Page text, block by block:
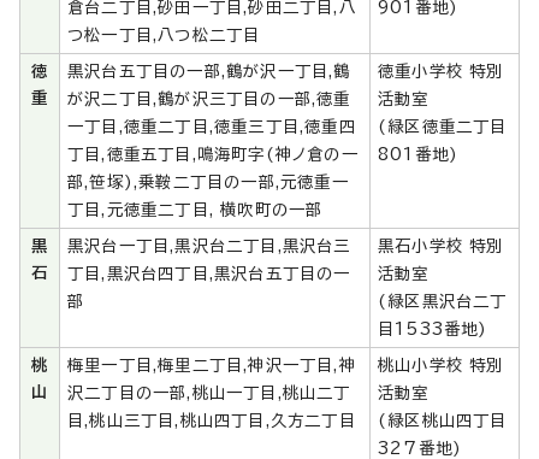
倉台二丁目,砂田一丁目,砂田二丁目,八
つ松一丁目,八つ松二丁目
901番地)
徳
重
黒沢台五丁目の一部,鶴が沢一丁目,鶴
が沢二丁目,鶴が沢三丁目の一部,徳重
一丁目,徳重二丁目,徳重三丁目,徳重四
丁目,徳重五丁目,鳴海町字(神ノ倉の一
部,笹塚),乗鞍二丁目の一部,元徳重一
丁目,元徳重二丁目, 横吹町の一部
徳重小学校 特別
活動室
(緑区徳重二丁目
801番地)
黒
石
黒沢台一丁目,黒沢台二丁目,黒沢台三
丁目,黒沢台四丁目,黒沢台五丁目の一
部
黒石小学校 特別
活動室
(緑区黒沢台二丁
目1533番地)
桃
山
梅里一丁目,梅里二丁目,神沢一丁目,神
沢二丁目の一部,桃山一丁目,桃山二丁
目,桃山三丁目,桃山四丁目,久方二丁目
桃山小学校 特別
活動室
(緑区桃山四丁目
327番地)